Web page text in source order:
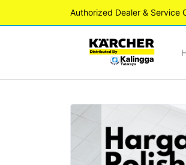
Authorized Dealer & Service